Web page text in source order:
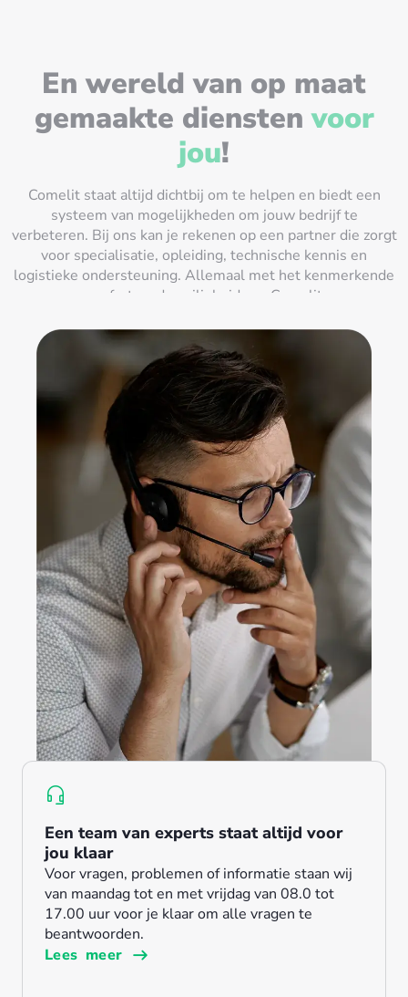
En wereld van op maat
gemaakte dienstenvoor
jou!
Comelit staat altijd dichtbij om te helpen en biedt een
systeem van mogelijkheden om jouw bedrijf te
verbeteren. Bij ons kan je rekenen op een partner die zorgt
voor specialisatie, opleiding, technische kennis en
logistieke ondersteuning. Allemaal met het kenmerkende
comfort en de veiligheid van Comelit.
Lees meer
Een team van experts staat altijd voor
jou klaar
Voor vragen, problemen of informatie staan wij
van maandag tot en met vrijdag van 08.0 tot
17.00 uur voor je klaar om alle vragen te
beantwoorden.
Lees meer
Gratis ondersteuning
Heb je een Comelit-systeem aangeschaft en
hulp nodig? Eén van onze medewerkers helpt je
graag stap voor stap door de configuratie.
Lees meer
Standaard 2 jaar garantie.
Wij geloven in de kwaliteit, betrouwbaarheid en
prestaties van onze producten en daarom bieden
wij standaard 2 jaar garantie op ons assortiment
en zelfs 5 jaar op onze Fire producten.
Lees meer